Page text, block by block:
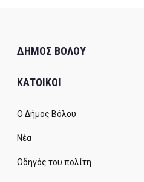
ΔΗΜΟΣ ΒΟΛΟΥ
ΚΑΤΟΙΚΟΙ
Ο Δήμος Βόλου
Νέα
Οδηγός του πολίτη